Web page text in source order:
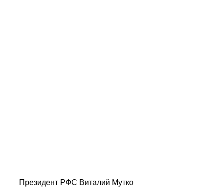
Президент РФС Виталий Мутко